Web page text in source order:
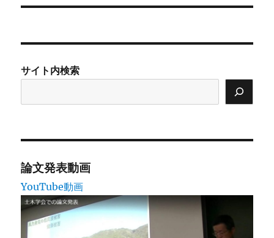
シ
投
サイト内検索
論文発表動画
YouTube動画